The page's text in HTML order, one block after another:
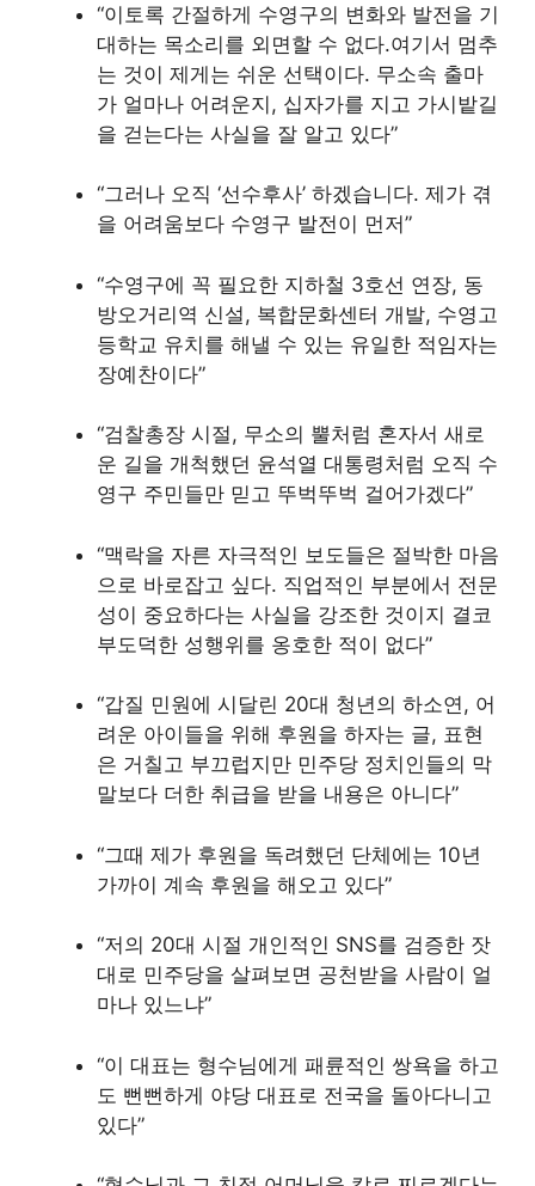
“이토록 간절하게 수영구의 변화와 발전을 기
대하는 목소리를 외면할 수 없다.여기서 멈추
는 것이 제게는 쉬운 선택이다. 무소속 출마
가 얼마나 어려운지, 십자가를 지고 가시밭길
을 걷는다는 사실을 잘 알고 있다”
“그러나 오직 ‘선수후사’ 하겠습니다. 제가 겪
을 어려움보다 수영구 발전이 먼저”
“수영구에 꼭 필요한 지하철 3호선 연장, 동
방오거리역 신설, 복합문화센터 개발, 수영고
등학교 유치를 해낼 수 있는 유일한 적임자는
장예찬이다”
“검찰총장 시절, 무소의 뿔처럼 혼자서 새로
운 길을 개척했던 윤석열 대통령처럼 오직 수
영구 주민들만 믿고 뚜벅뚜벅 걸어가겠다”
“맥락을 자른 자극적인 보도들은 절박한 마음
으로 바로잡고 싶다. 직업적인 부분에서 전문
성이 중요하다는 사실을 강조한 것이지 결코
부도덕한 성행위를 옹호한 적이 없다”
“갑질 민원에 시달린 20대 청년의 하소연, 어
려운 아이들을 위해 후원을 하자는 글, 표현
은 거칠고 부끄럽지만 민주당 정치인들의 막
말보다 더한 취급을 받을 내용은 아니다”
“그때 제가 후원을 독려했던 단체에는 10년
가까이 계속 후원을 해오고 있다”
“저의 20대 시절 개인적인 SNS를 검증한 잣
대로 민주당을 살펴보면 공천받을 사람이 얼
마나 있느냐”
“이 대표는 형수님에게 패륜적인 쌍욕을 하고
도 뻔뻔하게 야당 대표로 전국을 돌아다니고
있다”